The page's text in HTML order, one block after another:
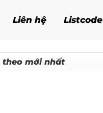
Liên hệ Listcode